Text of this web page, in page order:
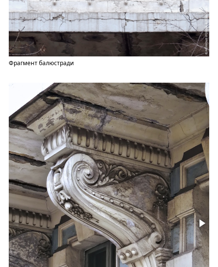
Фрагмент балюстради